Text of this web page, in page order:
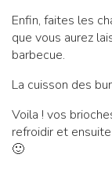
Enfin, faites les
que vous aurez
barbecue.
La cuisson des
Voila ! vos
refroidir et
🙂